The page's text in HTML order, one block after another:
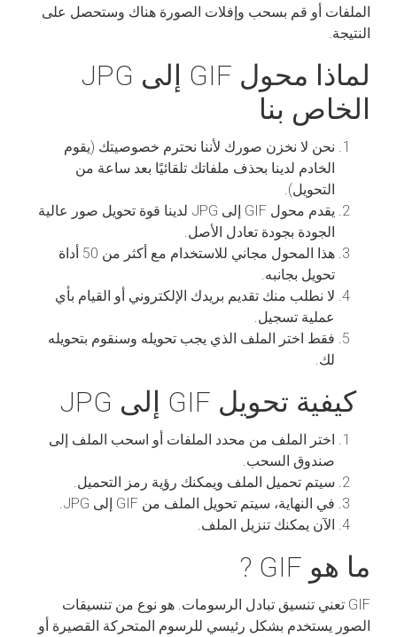
الملفات أو قم بسحب وإفلات الصورة هناك وستحصل على
النتيجة.
لماذا محول GIF إلى JPG
الخاص بنا
نحن لا نخزن صورك لأننا نحترم خصوصيتك (يقوم
الخادم لدينا بحذف ملفاتك تلقائيًا بعد ساعة من
التحويل).
يقدم محول GIF إلى JPG لدينا قوة تحويل صور عالية
الجودة بجودة تعادل الأصل.
هذا المحول مجاني للاستخدام مع أكثر من 50 أداة
تحويل بجانبه.
لا نطلب منك تقديم بريدك الإلكتروني أو القيام بأي
عملية تسجيل.
فقط اختر الملف الذي يجب تحويله وسنقوم بتحويله
لك.
كيفية تحويل GIF إلى JPG
اختر الملف من محدد الملفات أو اسحب الملف إلى
صندوق السحب.
سيتم تحميل الملف ويمكنك رؤية رمز التحميل.
في النهاية، سيتم تحويل الملف من GIF إلى JPG.
الآن يمكنك تنزيل الملف.
ما هو GIF ?
GIF تعني تنسيق تبادل الرسومات. هو نوع من تنسيقات
الصور يستخدم بشكل رئيسي للرسوم المتحركة القصيرة أو